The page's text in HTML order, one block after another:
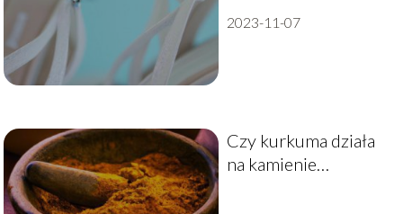
2023-11-07
Czy kurkuma działa
na kamienie